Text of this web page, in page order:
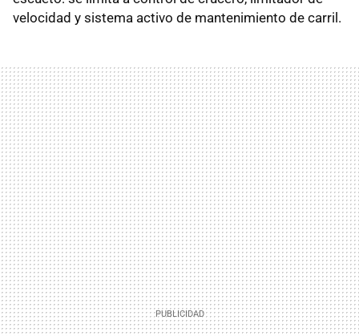
velocidad y sistema activo de mantenimiento de carril.